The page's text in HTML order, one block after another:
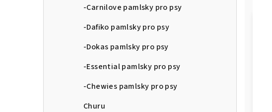
-Carnilove pamlsky pro psy
-Dafiko pamlsky pro psy
-Dokas pamlsky pro psy
-Essential pamlsky pro psy
-Chewies pamlsky pro psy
Churu